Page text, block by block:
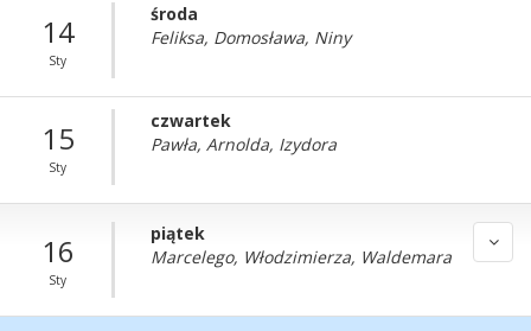
14
Sty
środa
Feliksa, Domosława, Niny
15
Sty
czwartek
Pawła, Arnolda, Izydora
16
Sty
piątek
Marcelego, Włodzimierza, Waldemara